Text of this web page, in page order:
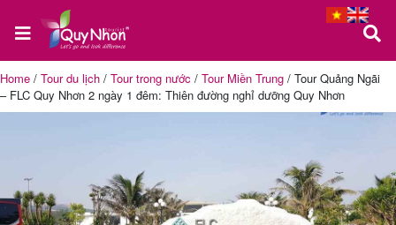
Trang
Tour
Home / Tour du lịch / Tour trong nước / Tour Miền Trung / Tour Quảng Ngãi
– FLC Quy Nhơn 2 ngày 1 đêm: Thiên đường nghỉ dưỡng Quy Nhơn